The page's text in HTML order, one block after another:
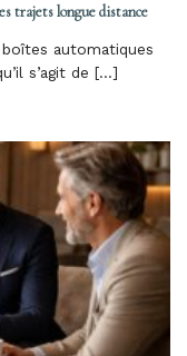
trajets longue distance
automatiques
s’agit de [...]